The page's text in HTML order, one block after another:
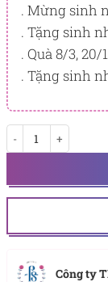
. Mừng sinh
. Tặng sinh
. Quà 8/3, 20/
. Tặng sinh
Công ty